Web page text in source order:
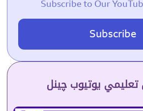
Subscribe to Our
Subscribe
تعلیمي یوتیوب چینل